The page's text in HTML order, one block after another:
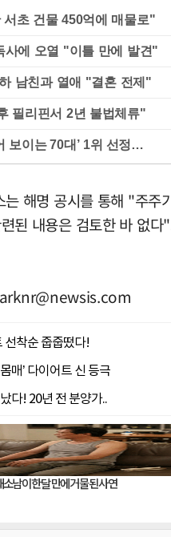
초 건물 450억에 매물로"
사에 오열 "이틀 만에 발견"
남친과 열애 "결혼 전제"
필리핀서 2년 불법체류"
는 해명 공시를 통해 "주
된 내용은 검토한 바 없다